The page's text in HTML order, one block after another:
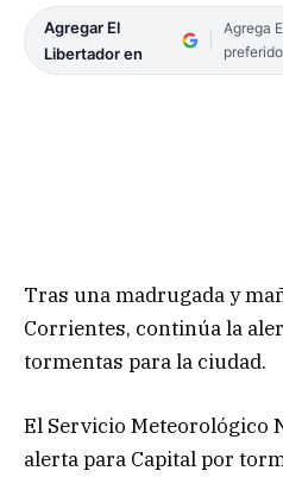
Agregar El
Libertador en
Agrega
Tras una madrugada y
Corrientes, continúa la
tormentas para la ciudad.
El Servicio Meteorológico
alerta para Capital por